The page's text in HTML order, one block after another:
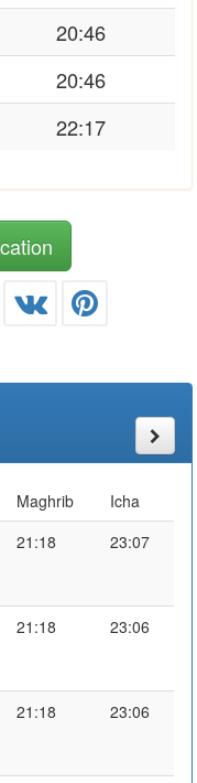
20:46
20:46
22:17
Maghrib
Icha
21:18 23:07
21:18 23:06
21:18 23:06